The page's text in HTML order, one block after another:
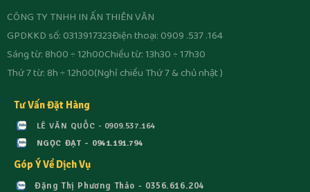
CÔNG TY TNHH IN ẤN THIÊN VĂN
GPDKKD số: 0313917323Điện thoại: 0909 .537 .164
Sáng từ: 8h00 ÷ 12h00Chiều từ: 13h30 ÷ 17h30
Thứ 7 từ: 8h ÷ 12h00(Nghỉ chiều Thứ 7 & chủ nhật )
Tư Vấn Đặt Hàng
LÊ VĂN QUỐC - 0909.537.164
NGỌC ĐẠT - 0941.191.794
Góp Ý Về Dịch Vụ
Đặng Thị Phương Thảo - 0356.616.204